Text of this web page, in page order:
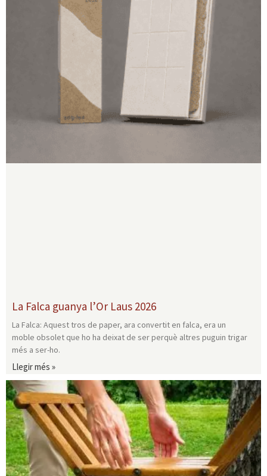
La Falca guanya l’Or Laus 2026
La Falca: Aquest tros de paper, ara convertit en falca, era un
moble obsolet que ho ha deixat de ser perquè altres puguin trigar
més a ser-ho.
Llegir més »